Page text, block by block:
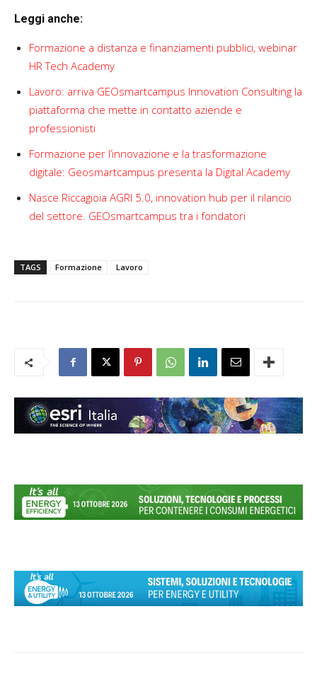
Leggi anche:
Formazione a distanza e finanziamenti pubblici, webinar
HR Tech Academy
Lavoro: arriva GEOsmartcampus Innovation Consulting la
piattaforma che mette in contatto aziende e
professionisti
Formazione per l’innovazione e la trasformazione
digitale: Geosmartcampus presenta la Digital Academy
Nasce Riccagioia AGRI 5.0, innovation hub per il rilancio
del settore. GEOsmartcampus tra i fondatori
TAGS Formazione Lavoro